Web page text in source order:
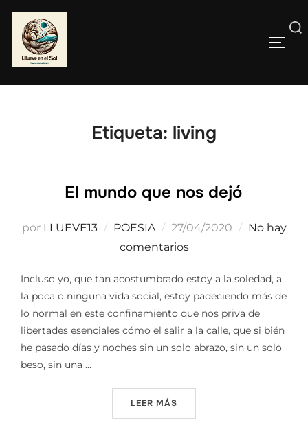
contenido
Buscar:
Etiqueta: living
El mundo que nos dejó
por LLUEVE13 POESIA
Publicado
el
27/04/2020
No hay
comentarios
Incluso yo, que tan acostumbrado estoy a la soledad, a
la poca o ninguna vida social, estoy padeciendo más de
lo normal en este confinamiento que nos priva de
libertades esenciales cómo el salir a la calle, que si bién
he pasado días y noches sin un solo abrazo, sin un solo
beso, sin una …
LEER MÁS